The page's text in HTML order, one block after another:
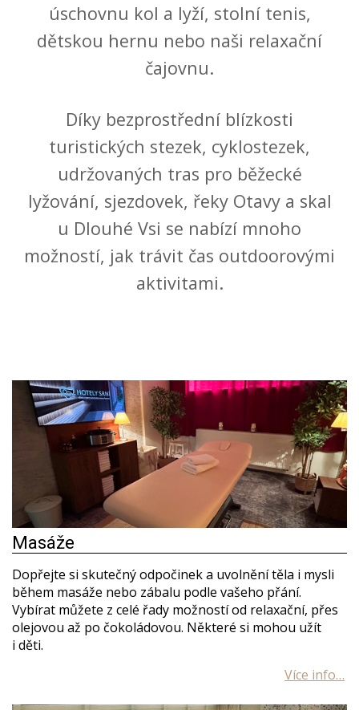
úschovnu kol a lyží, stolní tenis,
dětskou hernu nebo naši relaxační
čajovnu.
Díky bezprostřední blízkosti
turistických stezek, cyklostezek,
udržovaných tras pro běžecké
lyžování, sjezdovek, řeky Otavy a skal
u Dlouhé Vsi se nabízí mnoho
možností, jak trávit čas outdoorovými
aktivitami.
Masáže
Dopřejte si skutečný odpočinek a uvolnění těla i mysli
během masáže nebo zábalu podle vašeho přání.
Vybírat můžete z celé řady možností od relaxační, přes
olejovou až po čokoládovou. Některé si mohou užít
i děti.